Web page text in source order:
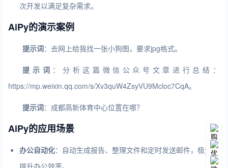
次开发以满足复杂需求。
AiPy的演示案例
提示词：去网上给我找一张小狗图，要求jpg格式。
提示词 ：分析这篇微信公众号文章进行总结：
https://mp.weixin.qq.com/s/Xv3quW4ZsyVU9Mcloc7CqA。
提示词：成都高新体育中心位置在哪？
AiPy的应用场景
办公自动化：自动生成报告、整理文件和定时发送邮件，极大地
提升办公效率。